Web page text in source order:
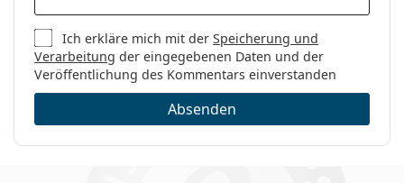
Ich erkläre mich mit derSpeicherung und
Verarbeitung der eingegebenen Daten und der
Veröffentlichung des Kommentars einverstanden
Absenden